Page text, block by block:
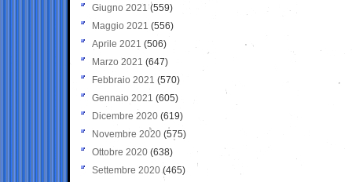
Giugno 2021(559)
Maggio 2021 (556)
Aprile 2021 (506)
Marzo 2021 (647)
Febbraio 2021 (570)
Gennaio 2021 (605)
Dicembre 2020 (619)
Novembre 2020 (575)
Ottobre 2020 (638)
Settembre 2020(465)